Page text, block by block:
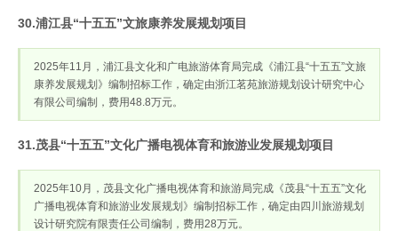
30.浦江县“十五五”文旅康养发展规划项目
2025年11月，浦江县文化和广电旅游体育局完成《浦江县“十五五”文旅
康养发展规划》编制招标工作，确定由浙江茗苑旅游规划设计研究中心
有限公司编制，费用48.8万元。
31.茂县“十五五”文化广播电视体育和旅游业发展规划项目
2025年10月，茂县文化广播电视体育和旅游局完成《茂县“十五五”文化
广播电视体育和旅游业发展规划》编制招标工作，确定由四川旅游规划
设计研究院有限责任公司编制，费用28万元。